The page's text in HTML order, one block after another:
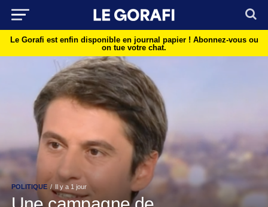
Le Gorafi est enfin disponible en journal papier ! Abonnez-vous ou
on tue votre chat.
POLITIQUE Il y a 1 jour